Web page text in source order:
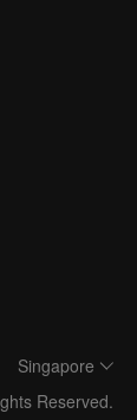
Singapore
Reserved.